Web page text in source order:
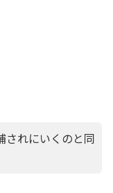
されにいくのと同